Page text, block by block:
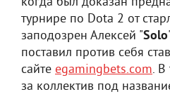
турнире по Dota 2 от
заподозрен Алексей "Solo
поставил против себя
сайте egamingbets.com. В
за коллектив под